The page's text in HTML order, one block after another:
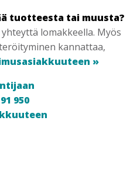
tuotteesta tai muusta?
lomakkeella. Myös
kannattaa,
»
950